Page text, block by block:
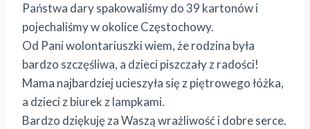
Państwa dary spakowaliśmy do 39 kartonów i
pojechaliśmy w okolice Częstochowy.
Od Pani wolontariuszki wiem, że rodzina była
bardzo szczęśliwa, a dzieci piszczały z radości!
Mama najbardziej ucieszyła się z piętrowego łóżka,
a dzieci z biurek z lampkami.
Bardzo dziękuję za Waszą wrażliwość i dobre serce.